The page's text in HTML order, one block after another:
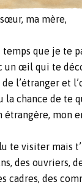
ma mère,
temps que je te
un œil qui te
l’étranger et
la chance de te
étrangère, mon
te visiter mais
des ouvriers,
cadres, des